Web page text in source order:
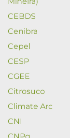
CEBDS
Cenibra
Cepel
CESP
CGEE
Citrosuco
Climate Arc
CNI